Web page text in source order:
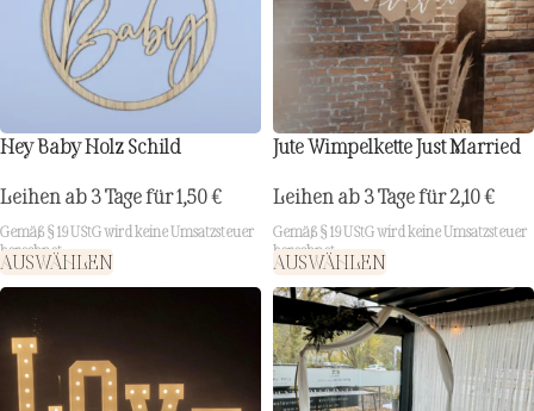
Hey Baby Holz Schild
Leihen ab 3 Tage für1,50€
Gemäß § 19 UStG wird keine Umsatzsteuer
berechnet.
AUSWÄHLEN
Jute Wimpelkette Just Married
Leihen ab 3 Tage für2,10€
Gemäß § 19 UStG wird keine Umsatzsteuer
berechnet.
AUSWÄHLEN